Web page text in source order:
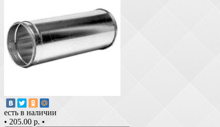
есть в наличии
• 205.00 р. •